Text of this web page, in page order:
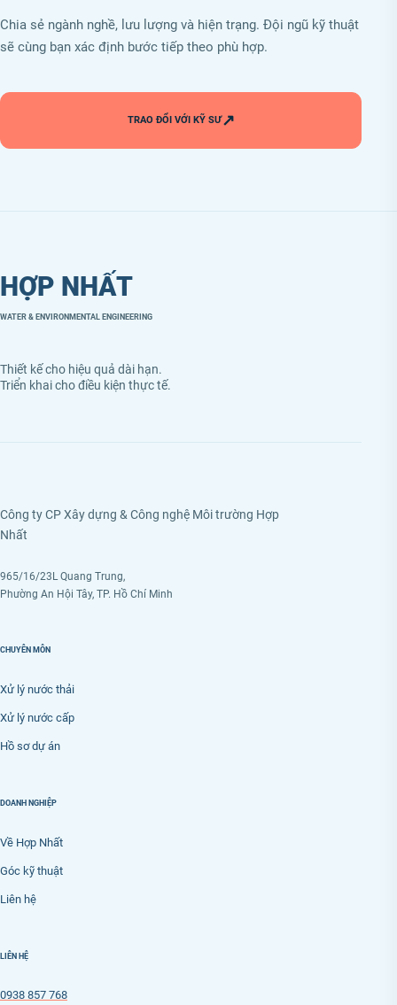
Chia sẻ ngành nghề, lưu lượng và hiện trạng. Đội ngũ kỹ thuật
sẽ cùng bạn xác định bước tiếp theo phù hợp.
TRAO ĐỔI VỚI KỸ SƯ↗
HỢP NHẤT
WATER & ENVIRONMENTAL ENGINEERING
Thiết kế cho hiệu quả dài hạn.
Triển khai cho điều kiện thực tế.
Công ty CP Xây dựng & Công nghệ Môi trường Hợp
Nhất
965/16/23L Quang Trung,
Phường An Hội Tây, TP. Hồ Chí Minh
CHUYÊN MÔN
Xử lý nước thải
Xử lý nước cấp
Hồ sơ dự án
DOANH NGHIỆP
Về Hợp Nhất
Góc kỹ thuật
Liên hệ
LIÊN HỆ
0938 857 768